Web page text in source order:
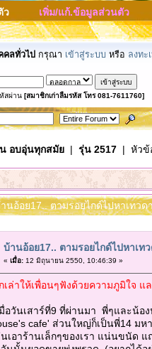
ว เพิ่ม/แก้.ข้อมูลส่วนตัว
คลทั่วไป กรุณา เข้าสู่ระบบ หรือ ลงทะ
สผ่าน [สมาชิกเก่าลืมรหัส โทร 081-7611760]
อบอุ่นทุกสมัย| รุ่น 2517| หัวข้
นอ้อย17.. ตามรอยไกด์ไปหาเทว
บ้านอ้อย17.. ตามรอยไกด์ไปหาเท
« เมื่อ:12 มิถุนายน 2550, 10:46:39 »
เล่าให้เพื่อนๆฟังด้วยความภูมิใจ แ
สาร์ที่9 ที่ผ่านมา พี่ๆและน้องปูไ
cafe' ส่วนใหญ่ก็เป็นพี่14
นเอาร้านเล็กๆของเรา แน่นขนัด